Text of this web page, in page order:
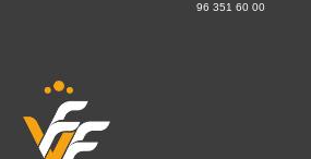
96 351 60 00